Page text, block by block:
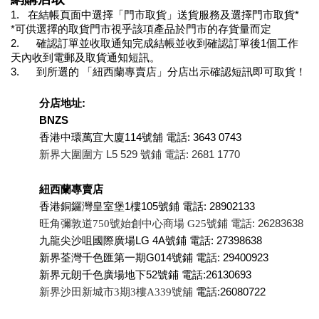
1.   在結帳頁面中選擇「門市取貨」送貨服務及選擇門市取貨*
*可供選擇的取貨門市視乎該項產品於門市的存貨量而定
2.      確認訂單並收取通知完成結帳並收到確認訂單後1個工作
天內收到電郵及取貨通知短訊。
3.      到所選的 「紐西蘭專賣店」分店出示確認短訊即可取貨！
分店地址:
BNZS
香港中環萬宜大廈114號舖 電話: 3643 0743
新界大圍圍方 L5 529 號鋪 電話: 2681 1770
紐西蘭專賣店
香港銅鑼灣皇室堡1樓105號鋪 電話: 28902133
旺角彌敦道750號始創中心商場 G25號鋪 電話: 26283638
九龍尖沙咀國際廣場LG 4A號鋪 電話: 27398638
新界荃灣千色匯第一期G014號鋪 電話: 29400923
新界元朗千色廣場地下52號鋪 電話:26130693
新界沙田新城市3期3樓A339號舖 電話:26080722